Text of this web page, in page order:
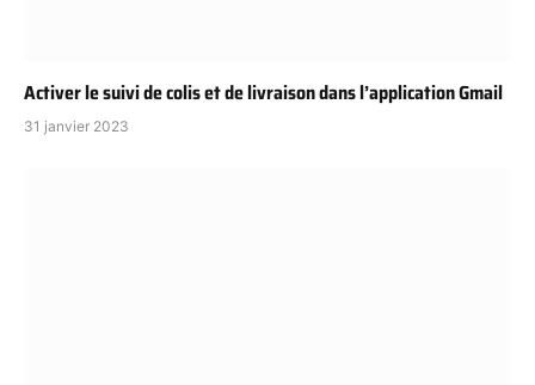
Activer le suivi de colis et de livraison dans l’application Gmail
31 janvier 2023